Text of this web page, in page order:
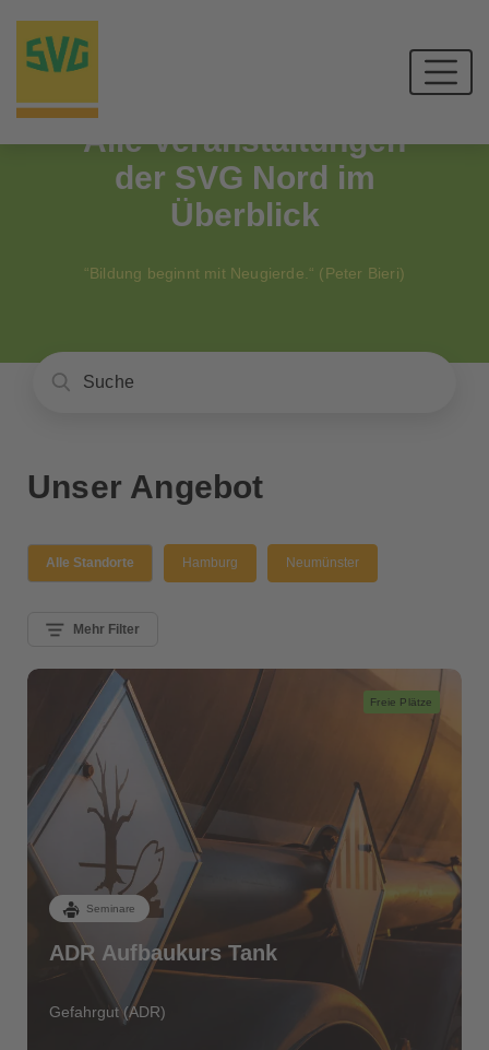
Alle Veranstaltungen
der SVG Nord im
Überblick
“Bildung beginnt mit Neugierde.“ (Peter Bieri)
Unser Angebot
Alle Standorte Hamburg Neumünster
Mehr Filter
Freie Plätze
Seminare
ADR Aufbaukurs Tank
Gefahrgut (ADR)